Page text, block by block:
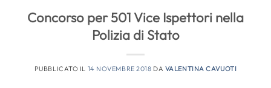
Concorso per 501 Vice Ispettori nella
Polizia di Stato
PUBBLICATO IL 14 NOVEMBRE 2018 DA VALENTINA CAVUOTI